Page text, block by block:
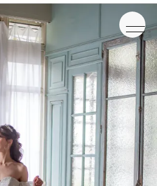
BRAND
VERA WANG HAUTE
ALL BRAND
NEW DRESS